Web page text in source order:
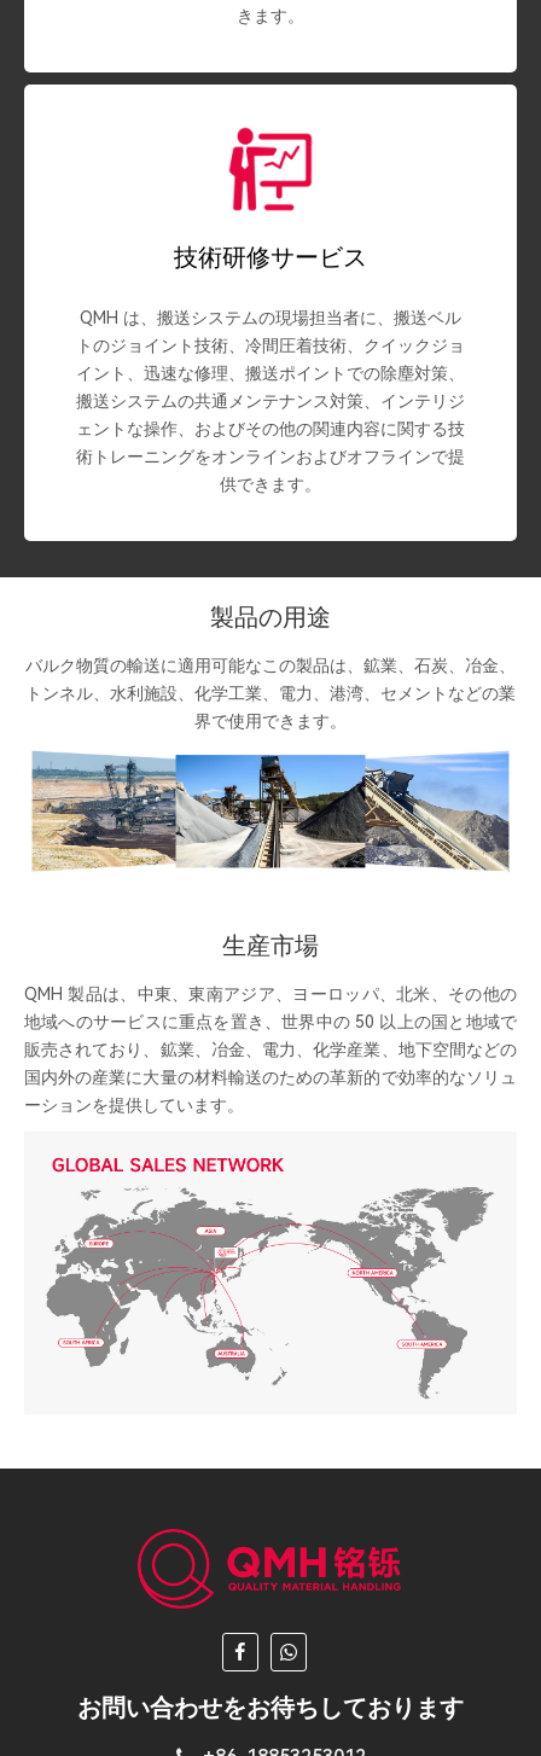
きます。
技術研修サービス
QMH は、搬送システムの現場担当者に、搬送ベル
トのジョイント技術、冷間圧着技術、クイックジョ
イント、迅速な修理、搬送ポイントでの除塵対策、
搬送システムの共通メンテナンス対策、インテリジ
ェントな操作、およびその他の関連内容に関する技
術トレーニングをオンラインおよびオフラインで提
供できます。
製品の用途
バルク物質の輸送に適用可能なこの製品は、鉱業、石炭、冶金、
トンネル、水利施設、化学工業、電力、港湾、セメントなどの業
界で使用できます。
生産市場
QMH 製品は、中東、東南アジア、ヨーロッパ、北米、その他の
地域へのサービスに重点を置き、世界中の 50 以上の国と地域で
販売されており、鉱業、冶金、電力、化学産業、地下空間などの
国内外の産業に大量の材料輸送のための革新的で効率的なソリュ
ーションを提供しています。
お問い合わせをお待ちしております